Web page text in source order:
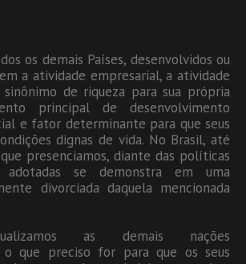
os demais Países, desenvolvidos ou
a atividade empresarial, a atividade
de riqueza para sua própria
principal de desenvolvimento
e fator determinante para que seus
dignas de vida. No Brasil, até
presenciamos, diante das políticas
adotadas se demonstra em uma
divorciada daquela mencionada
as demais nações
o que preciso for para que os seus